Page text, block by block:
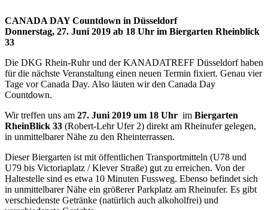
CANADA DAY Countdown in Düsseldorf
Donnerstag, 27. Juni 2019 ab 18 Uhr im Biergarten Rheinblick
33
Die DKG Rhein-Ruhr und der KANADATREFF Düsseldorf haben
für die nächste Veranstaltung einen neuen Termin fixiert. Genau vier
Tage vor Canada Day. Also läuten wir den Canada Day
Countdown.
Wir treffen uns am 27. Juni 2019 um 18 Uhr im Biergarten
RheinBlick 33 (Robert-Lehr Ufer 2) direkt am Rheinufer gelegen,
in unmittelbarer Nähe zu den Rheinterrassen.
Dieser Biergarten ist mit öffentlichen Transportmitteln (U78 und
U79 bis Victoriaplatz / Klever Straße) gut zu erreichen. Von der
Haltestelle sind es etwa 10 Minuten Fussweg. Ebenso befindet sich
in unmittelbarer Nähe ein größerer Parkplatz am Rheinufer. Es gibt
verschiedenste Getränke (natürlich auch alkoholfrei) und